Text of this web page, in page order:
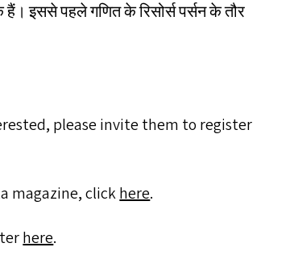
इससे पहले गणित के रिसोर्स पर्सन के तौर
please invite them to register
magazine, clickhere.
here.